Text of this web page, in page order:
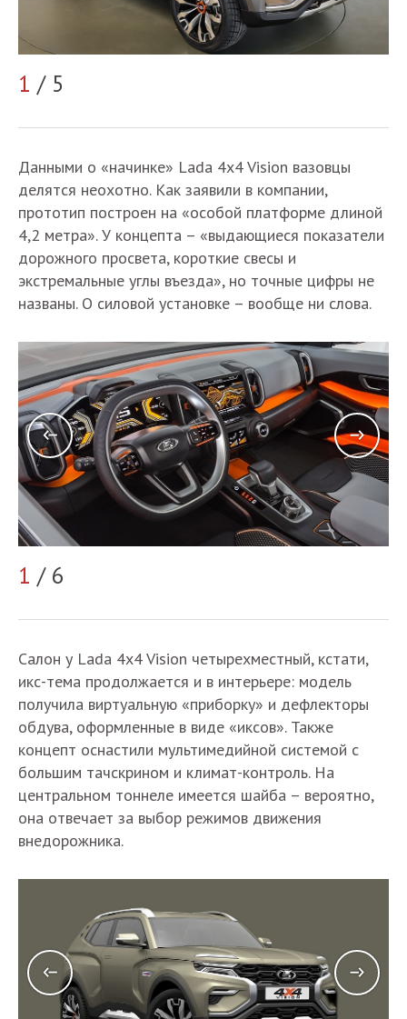
1 / 5
Данными о «начинке» Lada 4x4 Vision вазовцы
делятся неохотно. Как заявили в компании,
прототип построен на «особой платформе длиной
4,2 метра». У концепта – «выдающиеся показатели
дорожного просвета, короткие свесы и
экстремальные углы въезда», но точные цифры не
названы. О силовой установке – вообще ни слова.
1 / 6
Салон у Lada 4x4 Vision четырехместный, кстати,
икс-тема продолжается и в интерьере: модель
получила виртуальную «приборку» и дефлекторы
обдува, оформленные в виде «иксов». Также
концепт оснастили мультимедийной системой с
большим тачскрином и климат-контроль. На
центральном тоннеле имеется шайба – вероятно,
она отвечает за выбор режимов движения
внедорожника.